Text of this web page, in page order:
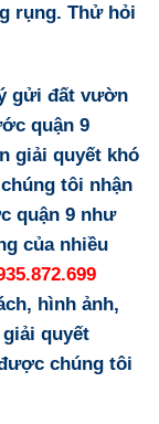
rụng. Thử hỏi
gửi đất vườn
quận 9
giải quyết khó
tôi nhận
quận 9 như
của nhiều
hình ảnh,
quyết
chúng tôi